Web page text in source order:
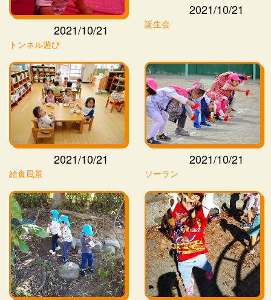
2021/10/21
トンネル遊び
2021/10/21
誕生会
2021/10/21
給食風景
2021/10/21
ソーラン